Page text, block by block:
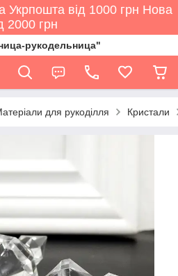
Укрпошта від 1000 грн Нова
2000 грн
рукодельница"
для рукоділля Кристали